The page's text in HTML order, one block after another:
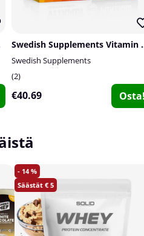
Swedish
Swedish Supplements
2
€40.69 Osta!
14
5